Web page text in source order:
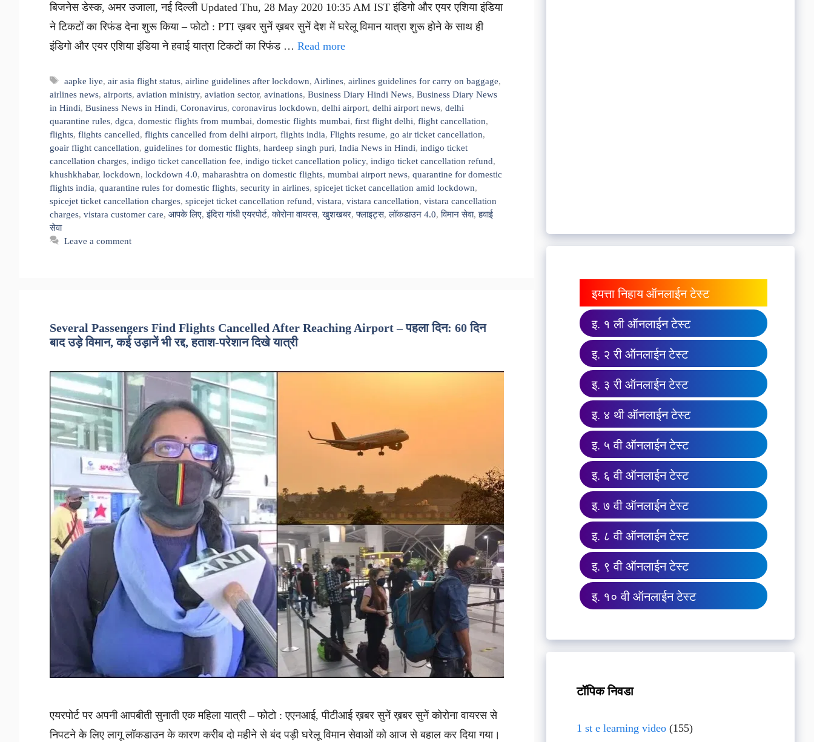
बिजनेस डेस्क, अमर उजाला, नई दिल्ली Updated Thu, 28 May 2020 10:35 AM IST इंडिगो और एयर एशिया इंडिया
ने टिकटों का रिफंड देना शुरू किया – फोटो : PTI ख़बर सुनें ख़बर सुनें देश में घरेलू विमान यात्रा शुरू होने के साथ ही
इंडिगो और एयर एशिया इंडिया ने हवाई यात्रा टिकटों का रिफंड … Read more
Tags
aapke liye,air asia flight status,airline guidelines after lockdown, Airlines,airlines guidelines for carry on baggage,
airlines news, airports, aviation ministry, aviation sector, avinations, Business Diary Hindi News, Business Diary News
in Hindi, Business News in Hindi, Coronavirus, coronavirus lockdown, delhi airport, delhi airport news, delhi
quarantine rules, dgca, domestic flights from mumbai, domestic flights mumbai, first flight delhi, flight cancellation,
flights, flights cancelled, flights cancelled from delhi airport, flights india, Flights resume, go air ticket cancellation,
goair flight cancellation, guidelines for domestic flights, hardeep singh puri, India News in Hindi, indigo ticket
cancellation charges, indigo ticket cancellation fee, indigo ticket cancellation policy, indigo ticket cancellation refund,
khushkhabar, lockdown, lockdown 4.0, maharashtra on domestic flights, mumbai airport news, quarantine for domestic
flights india, quarantine rules for domestic flights, security in airlines, spicejet ticket cancellation amid lockdown,
spicejet ticket cancellation charges, spicejet ticket cancellation refund, vistara, vistara cancellation, vistara cancellation
charges, vistara customer care, आपके लिए,इंदिरा गांधी एयरपोर्ट,कोरोना वायरस,खुशखबर,फ्लाइट्स,लॉकडाउन 4.0,विमान सेवा,हवाई
सेवा
Leave a comment
Several Passengers Find Flights Cancelled After Reaching Airport – पहला दिन: 60 दिन
बाद उड़े विमान, कई उड़ानें भी रद्द, हताश-परेशान दिखे यात्री
एयरपोर्ट पर अपनी आपबीती सुनाती एक महिला यात्री – फोटो : एएनआई, पीटीआई ख़बर सुनें ख़बर सुनें कोरोना वायरस से
निपटने के लिए लागू लॉकडाउन के कारण करीब दो महीने से बंद पड़ी घरेलू विमान सेवाओं को आज से बहाल कर दिया गया।
इयत्ता निहाय ऑनलाईन टेस्ट
इ. १ ली ऑनलाईन टेस्ट
इ. २ री ऑनलाईन टेस्ट
इ. ३ री ऑनलाईन टेस्ट
इ. ४ थी ऑनलाईन टेस्ट
इ. ५ वी ऑनलाईन टेस्ट
इ. ६ वी ऑनलाईन टेस्ट
इ. ७ वी ऑनलाईन टेस्ट
इ. ८ वी ऑनलाईन टेस्ट
इ. ९ वी ऑनलाईन टेस्ट
इ. १० वी ऑनलाईन टेस्ट
टॉपिक निवडा
1 st e learning video(155)